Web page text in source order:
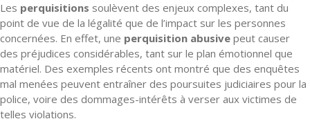
Les perquisitions soulèvent des enjeux complexes, tant du
point de vue de la légalité que de l’impact sur les personnes
concernées. En effet, une perquisition abusive peut causer
des préjudices considérables, tant sur le plan émotionnel que
matériel. Des exemples récents ont montré que des enquêtes
mal menées peuvent entraîner des poursuites judiciaires pour la
police, voire des dommages-intérêts à verser aux victimes de
telles violations.